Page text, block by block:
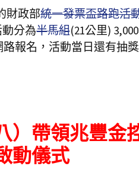
財政部統一發票盃路跑活
分為半馬組(21公里)
路報名，活動當日還有抽
）帶領兆豐金
動儀式